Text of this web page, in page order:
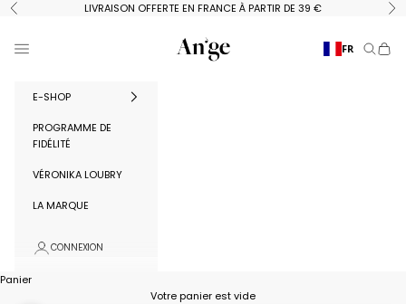
Passer au contenu
Précédent LIVRAISON OFFERTE EN FRANCE À PARTIR DE 39 €
Ange Paris
Menu FR
E-SHOP
PROGRAMME DE
FIDÉLITÉ
VÉRONIKA LOUBRY
LA MARQUE
CONNEXION
Panier
Votre panier est vide